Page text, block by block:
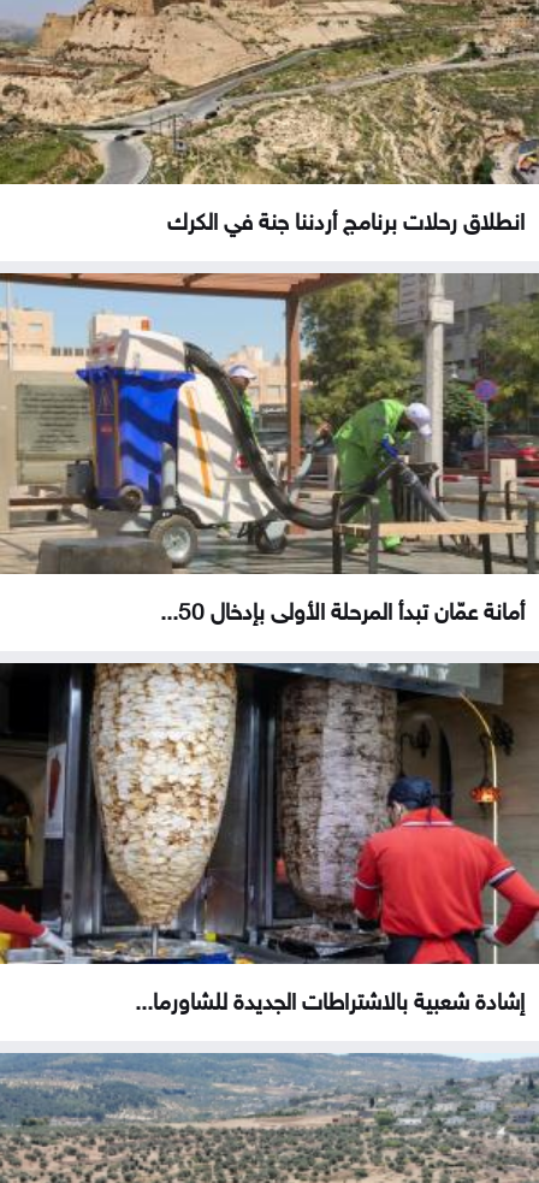
انطلاق رحلات برنامج أردننا جنة في الكرك
أمانة عمّان تبدأ المرحلة الأولى بإدخال 50...
إشادة شعبية بالاشتراطات الجديدة للشاورما...